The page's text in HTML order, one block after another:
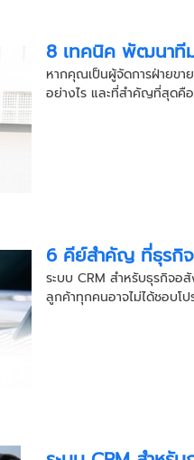
8 เทคนิค พัฒนาที
หากคุณเป็นผู้จัดการฝ่ายขา
อย่างไร และที่สำคัญที่สุดคือ
6 คีย์สำคัญ ที่ธุรกิจ
ระบบ CRM สำหรับธุรกิจอ
ลูกค้าทุกคนอาจไม่ได้ชอบโป